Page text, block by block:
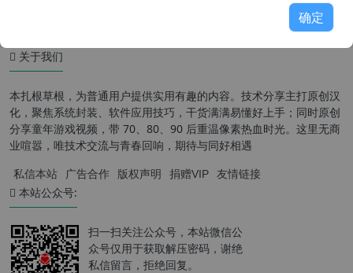
关于我们
本扎根草根，为普通用户提供实用有趣的内容。技术分享主打原创汉
化，聚焦系统封装、软件应用技巧，干货满满易懂好上手；同时原创
分享童年游戏视频，带 70、80、90 后重温像素热血时光。这里无商
业喧嚣，唯技术交流与青春回响，期待与同好相遇
私信本站 广告合作 版权声明 捐赠VIP 友情链接
本站公众号:
扫一扫关注公众号，本站微信公
众号仅用于获取解压密码，谢绝
私信留言，拒绝回复。
确定